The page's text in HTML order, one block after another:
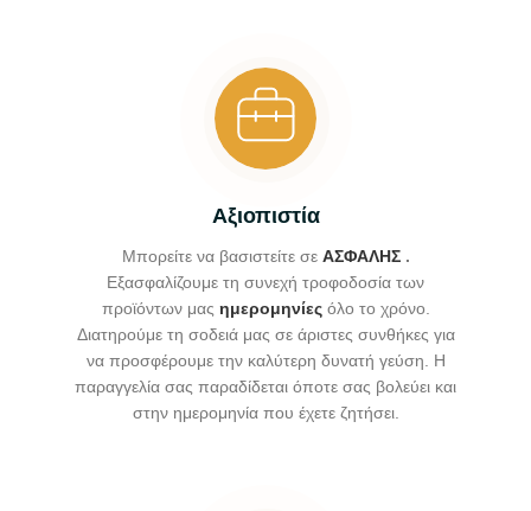
Αξιοπιστία
Μπορείτε να βασιστείτε σε ΑΣΦΑΛΗΣ .
Εξασφαλίζουμε τη συνεχή τροφοδοσία των
προϊόντων μας ημερομηνίεςόλο το χρόνο.
Διατηρούμε τη σοδειά μας σε άριστες συνθήκες για
να προσφέρουμε την καλύτερη δυνατή γεύση. Η
παραγγελία σας παραδίδεται όποτε σας βολεύει και
στην ημερομηνία που έχετε ζητήσει.